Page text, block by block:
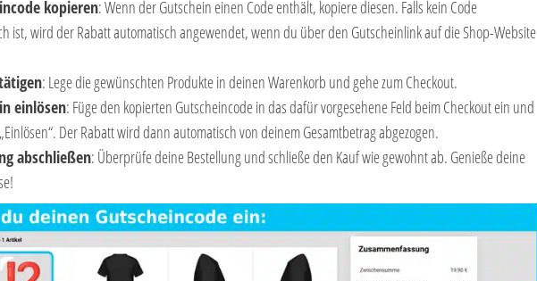
kopieren: Wenn der Gutschein einen Code enthält, kopiere diesen. Falls kein Code
ist, wird der Rabatt automatisch angewendet, wenn du über den Gutscheinlink auf die Shop-Website
: Lege die gewünschten Produkte in deinen Warenkorb und gehe zum Checkout.
einlösen: Füge den kopierten Gutscheincode in das dafür vorgesehene Feld beim Checkout ein und
Der Rabatt wird dann automatisch von deinem Gesamtbetrag abgezogen.
abschließen: Überprüfe deine Bestellung und schließe den Kauf wie gewohnt ab. Genieße deine